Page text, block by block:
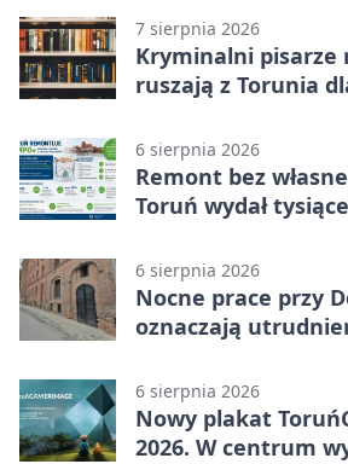
7 sierpnia 2026
Kryminalni pisarze
ruszają z Torunia
6 sierpnia 2026
Remont bez
Toruń wydał
6 sierpnia 2026
Nocne prace przy
oznaczają
6 sierpnia 2026
Nowy plakat
2026. W centrum